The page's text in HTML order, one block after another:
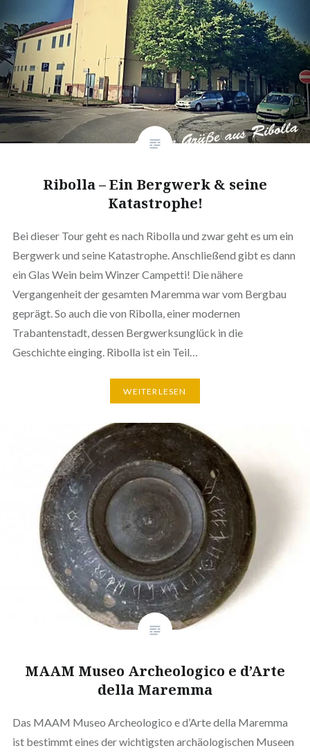
Ribolla – Ein Bergwerk & seine
Katastrophe!
Bei dieser Tour geht es nach Ribolla und zwar geht es um ein
Bergwerk und seine Katastrophe. Anschließend gibt es dann
ein Glas Wein beim Winzer Campetti! Die nähere
Vergangenheit der gesamten Maremma war vom Bergbau
geprägt. So auch die von Ribolla, einer modernen
Trabantenstadt, dessen Bergwerksunglück in die
Geschichte einging. Ribolla ist ein Teil…
WEITERLESEN
MAAM Museo Archeologico e d’Arte
della Maremma
Das MAAM Museo Archeologico e d’Arte della Maremma
ist bestimmt eines der wichtigsten archäologischen Museen